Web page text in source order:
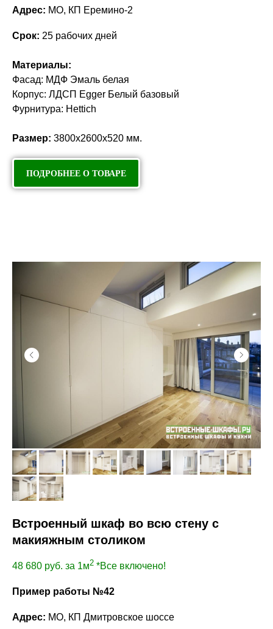
кто ценит эстетику, порядок и индивидуальный подход.
трансформируется пространство с помощью мебели,
Адрес: МО, КП Еремино-2
Срок: 25 рабочих дней
Материалы:
Фасад: МДФ Эмаль белая
Корпус: ЛДСП Egger Белый базовый
Фурнитура: Hettich
Размер: 3800х2600х520 мм.
ПОДРОБНЕЕ О ТОВАРЕ
Встроенный шкаф во всю стену с
макияжным столиком
48 680 руб. за 1м2 *Все включено!
Пример работы №42
Адрес: МО, КП Дмитровское шоссе